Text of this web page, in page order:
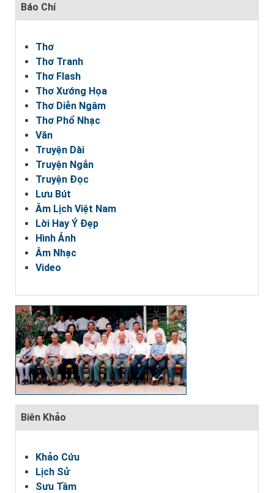
Báo Chí
Thơ
Thơ Tranh
Thơ Flash
Thơ Xướng Họa
Thơ Diễn Ngâm
Thơ Phổ Nhạc
Văn
Truyện Dài
Truyện Ngắn
Truyện Đọc
Lưu Bút
Âm Lịch Việt Nam
Lời Hay Ý Đẹp
Hình Ảnh
Âm Nhạc
Video
Biên Khảo
Khảo Cứu
Lịch Sử
Sưu Tầm